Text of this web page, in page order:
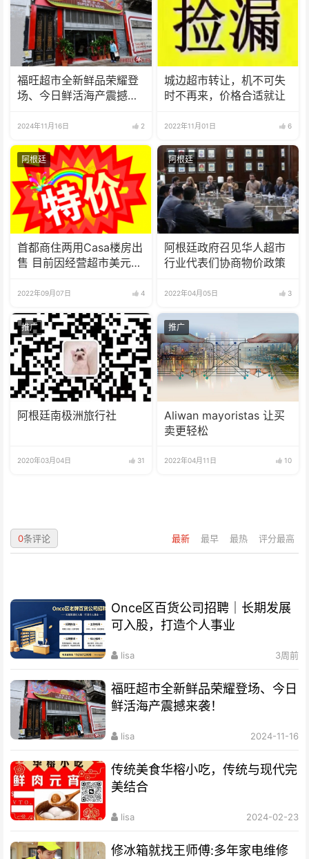
福旺超市全新鲜品荣耀登
场、今日鲜活海产震撼来
2024年11月16日 2
城边超市转让，机不可失
时不再来，价格合适就让
2022年11月01日 6
阿根廷
首都商住两用Casa楼房出
售 目前因经营超市美元月
2022年09月07日 4
阿根廷
阿根廷政府召见华人超市
行业代表们协商物价政策
2022年04月05日 3
推广
阿根廷南极洲旅行社
2020年03月04日 31
推广
Aliwan mayoristas 让买
卖更轻松
2022年04月11日 10
最新 最早 最热 评分最高
0条评论
Once区百货公司招聘｜长期发展
可入股，打造个人事业
lisa 3周前
福旺超市全新鲜品荣耀登场、今日
鲜活海产震撼来袭！
lisa 2024-11-16
传统美食华榕小吃，传统与现代完
美结合
lisa 2024-02-23
修冰箱就找王师傅:多年家电维修